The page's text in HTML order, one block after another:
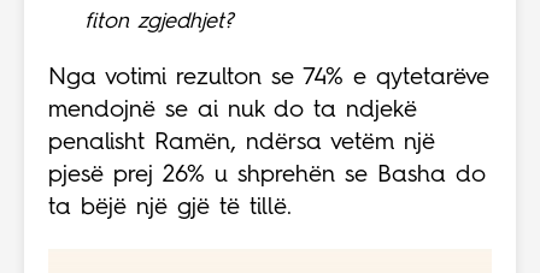
fiton zgjedhjet?
Nga votimi rezulton se 74% e qytetarëve
mendojnë se ai nuk do ta ndjekë
penalisht Ramën, ndërsa vetëm një
pjesë prej 26% u shprehën se Basha do
ta bëjë një gjë të tillë.